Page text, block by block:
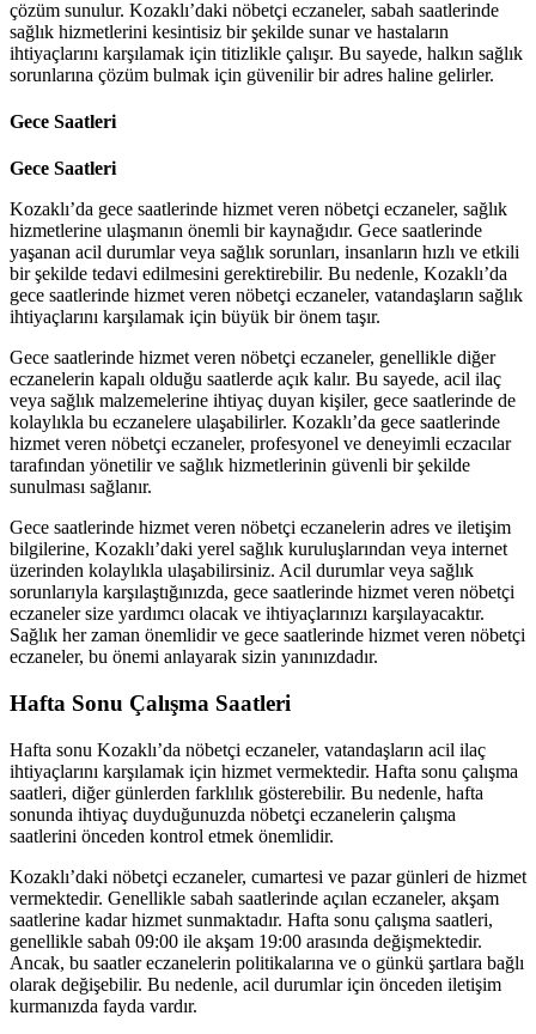
çözüm sunulur. Kozaklı’daki nöbetçi eczaneler, sabah saatlerinde
sağlık hizmetlerini kesintisiz bir şekilde sunar ve hastaların
ihtiyaçlarını karşılamak için titizlikle çalışır. Bu sayede, halkın sağlık
sorunlarına çözüm bulmak için güvenilir bir adres haline gelirler.
Gece Saatleri
Gece Saatleri
Kozaklı’da gece saatlerinde hizmet veren nöbetçi eczaneler, sağlık
hizmetlerine ulaşmanın önemli bir kaynağıdır. Gece saatlerinde
yaşanan acil durumlar veya sağlık sorunları, insanların hızlı ve etkili
bir şekilde tedavi edilmesini gerektirebilir. Bu nedenle, Kozaklı’da
gece saatlerinde hizmet veren nöbetçi eczaneler, vatandaşların sağlık
ihtiyaçlarını karşılamak için büyük bir önem taşır.
Gece saatlerinde hizmet veren nöbetçi eczaneler, genellikle diğer
eczanelerin kapalı olduğu saatlerde açık kalır. Bu sayede, acil ilaç
veya sağlık malzemelerine ihtiyaç duyan kişiler, gece saatlerinde de
kolaylıkla bu eczanelere ulaşabilirler. Kozaklı’da gece saatlerinde
hizmet veren nöbetçi eczaneler, profesyonel ve deneyimli eczacılar
tarafından yönetilir ve sağlık hizmetlerinin güvenli bir şekilde
sunulması sağlanır.
Gece saatlerinde hizmet veren nöbetçi eczanelerin adres ve iletişim
bilgilerine, Kozaklı’daki yerel sağlık kuruluşlarından veya internet
üzerinden kolaylıkla ulaşabilirsiniz. Acil durumlar veya sağlık
sorunlarıyla karşılaştığınızda, gece saatlerinde hizmet veren nöbetçi
eczaneler size yardımcı olacak ve ihtiyaçlarınızı karşılayacaktır.
Sağlık her zaman önemlidir ve gece saatlerinde hizmet veren nöbetçi
eczaneler, bu önemi anlayarak sizin yanınızdadır.
Hafta Sonu Çalışma Saatleri
Hafta sonu Kozaklı’da nöbetçi eczaneler, vatandaşların acil ilaç
ihtiyaçlarını karşılamak için hizmet vermektedir. Hafta sonu çalışma
saatleri, diğer günlerden farklılık gösterebilir. Bu nedenle, hafta
sonunda ihtiyaç duyduğunuzda nöbetçi eczanelerin çalışma
saatlerini önceden kontrol etmek önemlidir.
Kozaklı’daki nöbetçi eczaneler, cumartesi ve pazar günleri de hizmet
vermektedir. Genellikle sabah saatlerinde açılan eczaneler, akşam
saatlerine kadar hizmet sunmaktadır. Hafta sonu çalışma saatleri,
genellikle sabah 09:00 ile akşam 19:00 arasında değişmektedir.
Ancak, bu saatler eczanelerin politikalarına ve o günkü şartlara bağlı
olarak değişebilir. Bu nedenle, acil durumlar için önceden iletişim
kurmanızda fayda vardır.